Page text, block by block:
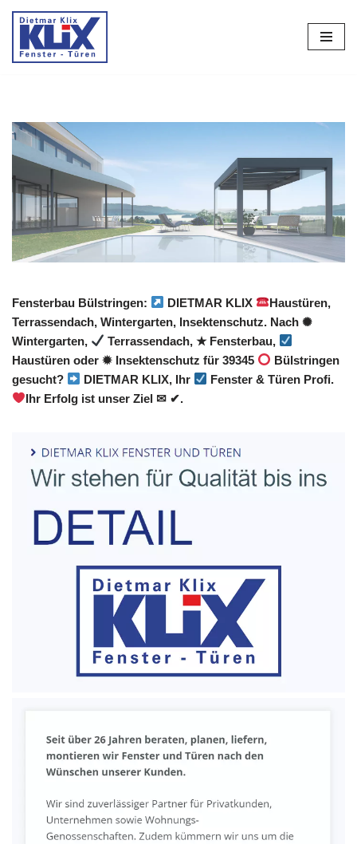
Zum
Inhalt
Fensterbau Bülstringen: DIETMAR KLIX
Haustüren,
Terrassendach, Wintergarten, Insektenschutz. Nach ✺
Wintergarten,
Terrassendach, ★ Fensterbau,
Haustüren oder ✹ Insektenschutz für 39345
Bülstringen
gesucht?
DIETMAR KLIX, Ihr
Fenster & Türen Profi.
Ihr Erfolg ist unser Ziel ✉ ✔.